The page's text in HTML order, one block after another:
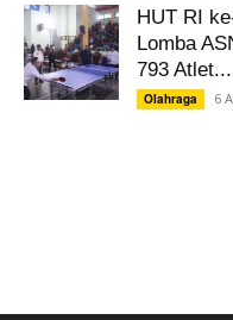
HUT RI
Lomba
793 Atlet...
Olahraga 6